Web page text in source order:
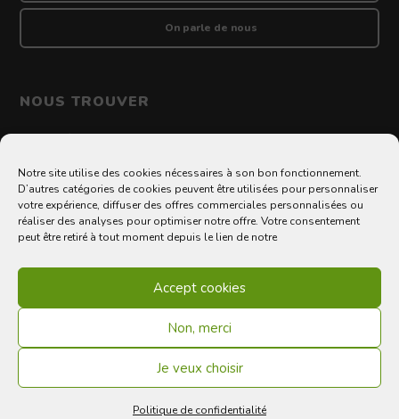
Notre site utilise des cookies nécessaires à son bon fonctionnement.
D’autres catégories de cookies peuvent être utilisées pour personnaliser
votre expérience, diffuser des offres commerciales personnalisées ou
réaliser des analyses pour optimiser notre offre. Votre consentement
peut être retiré à tout moment depuis le lien de notre
Accept cookies
Non, merci
Je veux choisir
Politique de confidentialité
On parle de nous
NOUS TROUVER
100 allée de Barcelone 31000 Toulouse
©2020 Le Kiwi des producteurs français
Menu Footer
Politique de confidentialité